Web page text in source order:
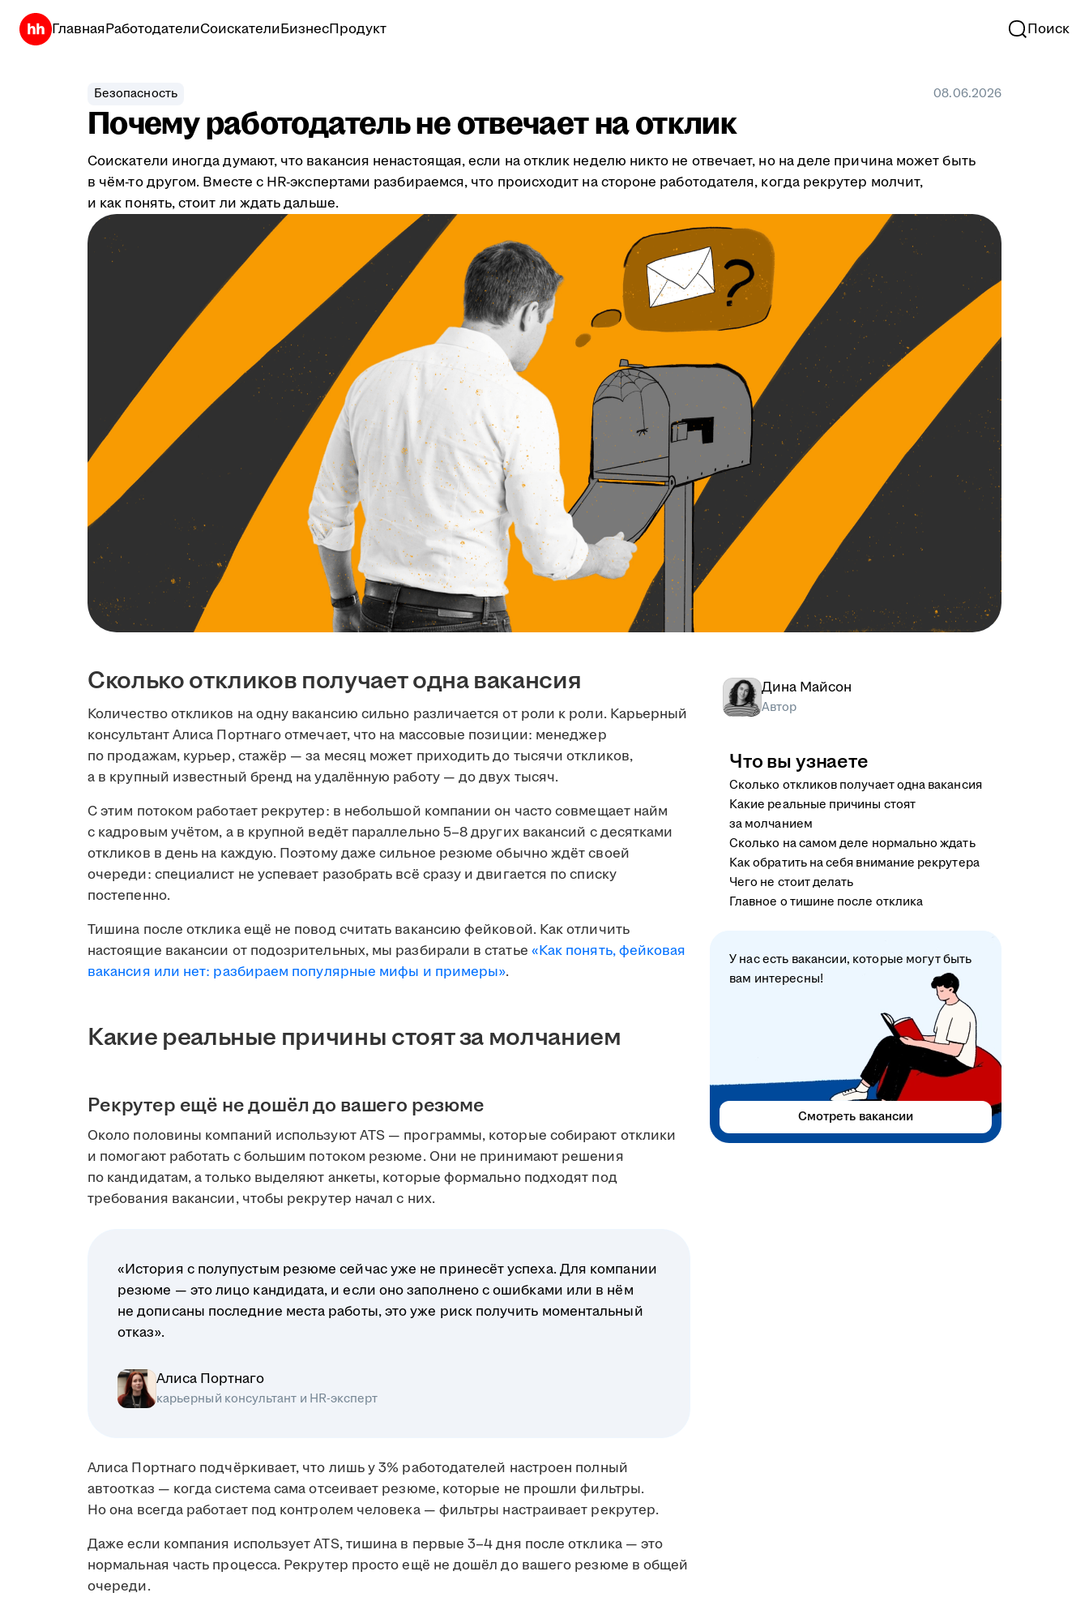
ГлавнаяРаботодателиСоискателиБизнесПродукт Поиск
Безопасность 08.06.2026
Почему работодатель не отвечает на отклик
Соискатели иногда думают, что вакансия ненастоящая, если на отклик неделю никто не отвечает, но на деле причина может быть
в чём-то другом. Вместе с HR-экспертами разбираемся, что происходит на стороне работодателя, когда рекрутер молчит,
и как понять, стоит ли ждать дальше.
Сколько откликов получает одна вакансия
Количество откликов на одну вакансию сильно различается от роли к роли. Карьерный
консультант Алиса Портнаго отмечает, что на массовые позиции: менеджер
по продажам, курьер, стажёр — за месяц может приходить до тысячи откликов,
а в крупный известный бренд на удалённую работу — до двух тысяч.
С этим потоком работает рекрутер: в небольшой компании он часто совмещает найм
с кадровым учётом, а в крупной ведёт параллельно 5–8 других вакансий с десятками
откликов в день на каждую. Поэтому даже сильное резюме обычно ждёт своей
очереди: специалист не успевает разобрать всё сразу и двигается по списку
постепенно.
Тишина после отклика ещё не повод считать вакансию фейковой. Как отличить
настоящие вакансии от подозрительных, мы разбирали в статье «Как понять, фейковая
вакансия или нет: разбираем популярные мифы и примеры».
Какие реальные причины стоят за молчанием
Рекрутер ещё не дошёл до вашего резюме
Около половины компаний используют ATS — программы, которые собирают отклики
и помогают работать с большим потоком резюме. Они не принимают решения
по кандидатам, а только выделяют анкеты, которые формально подходят под
требования вакансии, чтобы рекрутер начал с них.
«История с полупустым резюме сейчас уже не принесёт успеха. Для компании
резюме — это лицо кандидата, и если оно заполнено с ошибками или в нём
не дописаны последние места работы, это уже риск получить моментальный
отказ».
Алиса Портнаго
карьерный консультант и HR-эксперт
Алиса Портнаго подчёркивает, что лишь у 3% работодателей настроен полный
автоотказ — когда система сама отсеивает резюме, которые не прошли фильтры.
Но она всегда работает под контролем человека — фильтры настраивает рекрутер.
Даже если компания использует ATS, тишина в первые 3–4 дня после отклика — это
нормальная часть процесса. Рекрутер просто ещё не дошёл до вашего резюме в общей
очереди.
Дина Майсон
Автор
Что вы узнаете
Сколько откликов получает одна вакансия
Какие реальные причины стоят
за молчанием
Сколько на самом деле нормально ждать
Как обратить на себя внимание рекрутера
Чего не стоит делать
Главное о тишине после отклика
У нас есть вакансии, которые могут быть
вам интересны!
Смотреть вакансии